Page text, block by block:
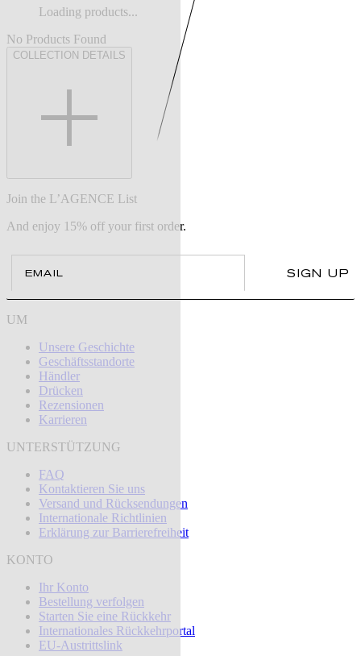
Loading products...
No Products Found
COLLECTION DETAILS
Join the L’AGENCE List
And enjoy 15% off your first order.
SIGN UP
UM
Unsere Geschichte
Geschäftsstandorte
Händler
Drücken
Rezensionen
Karrieren
UNTERSTÜTZUNG
FAQ
Kontaktieren Sie uns
Versand und Rücksendungen
Internationale Richtlinien
Erklärung zur Barrierefreiheit
KONTO
Ihr Konto
Bestellung verfolgen
Starten Sie eine Rückkehr
Internationales Rückkehrportal
EU-Austrittslink